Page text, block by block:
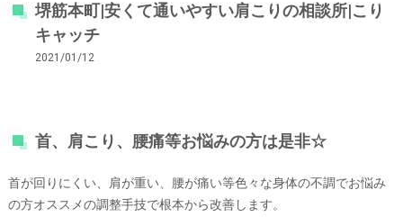
堺筋本町|安くて通いやすい肩こりの相談所|こり
キャッチ
2021/01/12
首、肩こり、腰痛等お悩みの方は是非☆
首が回りにくい、肩が重い、腰が痛い等色々な身体の不調でお悩み
の方オススメの調整手技で根本から改善します。